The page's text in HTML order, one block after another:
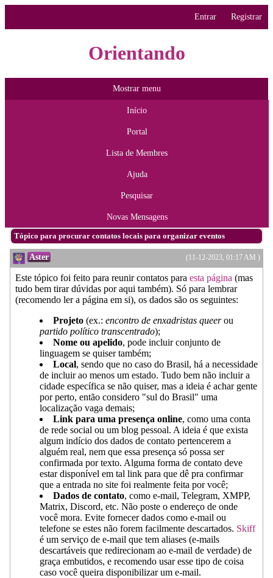
Entrar Registrar
Orientando
Mostrar menu
Início
Portal
Lista de Membres
Ajuda
Pesquisar
Novas Mensagens
Tópico para procurar contatos locais para organizar eventos
(11-12-2023, 01:17 AM )
Aster
Este tópico foi feito para reunir contatos para esta página (mas
tudo bem tirar dúvidas por aqui também). Só para lembrar
(recomendo ler a página em si), os dados são os seguintes:
Projeto (ex.: encontro de enxadristas queerou
partido político transcentrado);
Nome ou apelido, pode incluir conjunto de
linguagem se quiser também;
Local, sendo que no caso do Brasil, há a necessidade
de incluir ao menos um estado. Tudo bem não incluir a
cidade específica se não quiser, mas a ideia é achar gente
por perto, então considero "sul do Brasil" uma
localização vaga demais;
Link para uma presença online, como uma conta
de rede social ou um blog pessoal. A ideia é que exista
algum indício dos dados de contato pertencerem a
alguém real, nem que essa presença só possa ser
confirmada por texto. Alguma forma de contato deve
estar disponível em tal link para que dê pra confirmar
que a entrada no site foi realmente feita por você;
Dados de contato, como e-mail, Telegram, XMPP,
Matrix, Discord, etc. Não poste o endereço de onde
você mora. Evite fornecer dados como e-mail ou
telefone se estes não forem facilmente descartados. Skiff
é um serviço de e-mail que tem aliases (e-mails
descartáveis que redirecionam ao e-mail de verdade) de
graça embutidos, e recomendo usar esse tipo de coisa
caso você queira disponibilizar um e-mail.